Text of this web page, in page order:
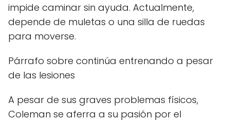
impide caminar sin ayuda. Actualmente,
depende de muletas o una silla de ruedas
para moverse.
Párrafo sobre continúa entrenando a pesar
de las lesiones
A pesar de sus graves problemas físicos,
Coleman se aferra a su pasión por el